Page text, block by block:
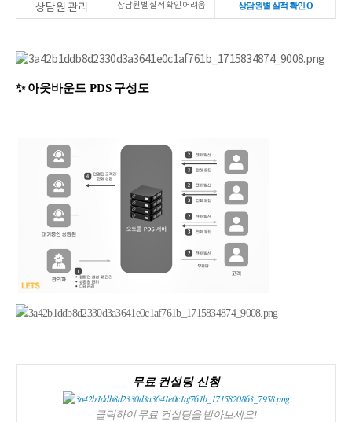
상담원 관리 상담원별 실적 확인 어려움 상담원별 실적 확인 O
✨ 아웃바운드 PDS 구성도
무료 컨설팅 신청
클릭하여 무료 컨설팅을 받아보세요!